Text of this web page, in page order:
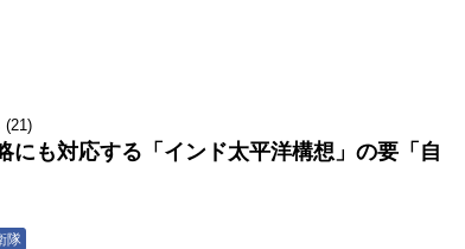
(21)
にも対応する「インド太平洋構想」の要「自
隊